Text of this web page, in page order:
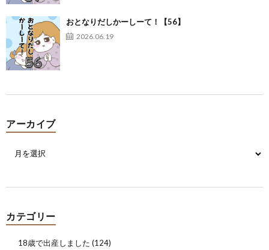
おとなりだしかーしーて！【56】
2026.06.19
アーカイブ
カテゴリー
18歳で出産しました (124)